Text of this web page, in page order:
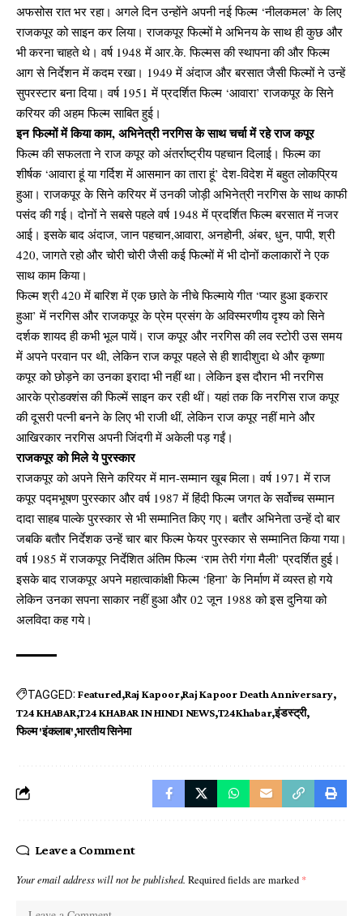
अफसोस रात भर रहा। अगले दिन उन्होंने अपनी नई फिल्म ‘नीलकमल’ के लिए
राजकपूर को साइन कर लिया। राजकपूर फिल्मों मे अभिनय के साथ ही कुछ और
भी करना चाहते थे। वर्ष 1948 में आर.के. फिल्मस की स्थापना की और फिल्म
आग से निर्देशन में कदम रखा। 1949 में अंदाज और बरसात जैसी फिल्मों ने उन्हें
सुपरस्टार बना दिया। वर्ष 1951 में प्रदर्शित फिल्म ‘आवारा’ राजकपूर के सिने
करियर की अहम फिल्म साबित हुई।
इन फिल्मों में किया काम, अभिनेत्री नरगिस के साथ चर्चा में रहे राज कपूर
फिल्म की सफलता ने राज कपूर को अंतर्राष्ट्रीय पहचान दिलाई। फिल्म का
शीर्षक ‘आवारा हूं या गर्दिश में आसमान का तारा हूं’ देश-विदेश में बहुत लोकप्रिय
हुआ। राजकपूर के सिने करियर में उनकी जोड़ी अभिनेत्री नरगिस के साथ काफी
पसंद की गई। दोनों ने सबसे पहले वर्ष 1948 में प्रदर्शित फिल्म बरसात में नजर
आई। इसके बाद अंदाज, जान पहचान,आवारा, अनहोनी, अंबर, धुन, पापी, श्री
420, जागते रहो और चोरी चोरी जैसी कई फिल्मों में भी दोनों कलाकारों ने एक
साथ काम किया।
फिल्म श्री 420 में बारिश में एक छाते के नीचे फिल्माये गीत ‘प्यार हुआ इकरार
हुआ’ में नरगिस और राजकपूर के प्रेम प्रसंग के अविस्मरणीय दृश्य को सिने
दर्शक शायद ही कभी भूल पायें। राज कपूर और नरगिस की लव स्टोरी उस समय
में अपने परवान पर थी, लेकिन राज कपूर पहले से ही शादीशुदा थे और कृष्णा
कपूर को छोड़ने का उनका इरादा भी नहीं था। लेकिन इस दौरान भी नरगिस
आरके प्रोडक्शंस की फिल्में साइन कर रही थीं। यहां तक कि नरगिस राज कपूर
की दूसरी पत्नी बनने के लिए भी राजी थीं, लेकिन राज कपूर नहीं माने और
आखिरकार नरगिस अपनी जिंदगी में अकेली पड़ गईं।
राजकपूर को मिले ये पुरस्कार
राजकपूर को अपने सिने करियर में मान-सम्मान खूब मिला। वर्ष 1971 में राज
कपूर पद्मभूषण पुरस्कार और वर्ष 1987 में हिंदी फिल्म जगत के सर्वोच्च सम्मान
दादा साहब पाल्के पुरस्कार से भी सम्मानित किए गए। बतौर अभिनेता उन्हें दो बार
जबकि बतौर निर्देशक उन्हें चार बार फिल्म फेयर पुरस्कार से सम्मानित किया गया।
वर्ष 1985 में राजकपूर निर्देशित अंतिम फिल्म ‘राम तेरी गंगा मैली’ प्रदर्शित हुई।
इसके बाद राजकपूर अपने महात्वाकांक्षी फिल्म ‘हिना’ के निर्माण में व्यस्त हो गये
लेकिन उनका सपना साकार नहीं हुआ और 02 जून 1988 को इस दुनिया को
अलविदा कह गये।
TAGGED: Featured Raj Kapoor Raj Kapoor Death Anniversary
T24 KHABAR T24 KHABAR IN HINDI NEWS T24Khabar इंडस्ट्री
फिल्म 'इंकलाब' भारतीय सिनेमा
Leave a Comment
Your email address will not be published. Required fields are marked *